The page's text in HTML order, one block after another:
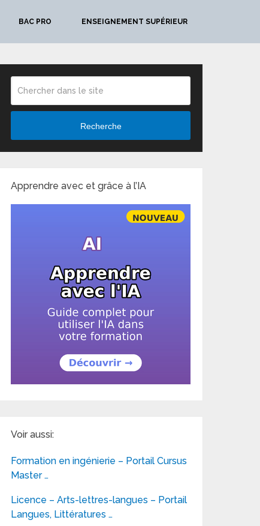
BAC PRO ENSEIGNEMENT SUPÉRIEUR
Recherche
Apprendre avec et grâce à l’IA
Voir aussi:
Formation en ingénierie – Portail Cursus
Master …
Licence – Arts-lettres-langues – Portail
Langues, Littératures …